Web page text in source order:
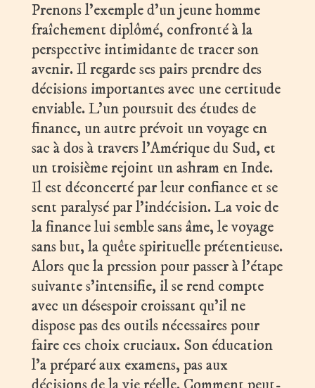
Prenons l’exemple d’un jeune homme
fraîchement diplômé, confronté à la
perspective intimidante de tracer son
avenir. Il regarde ses pairs prendre des
décisions importantes avec une certitude
enviable. L’un poursuit des études de
finance, un autre prévoit un voyage en
sac à dos à travers l’Amérique du Sud, et
un troisième rejoint un ashram en Inde.
Il est déconcerté par leur confiance et se
sent paralysé par l’indécision. La voie de
la finance lui semble sans âme, le voyage
sans but, la quête spirituelle prétentieuse.
Alors que la pression pour passer à l’étape
suivante s’intensifie, il se rend compte
avec un désespoir croissant qu’il ne
dispose pas des outils nécessaires pour
faire ces choix cruciaux. Son éducation
l’a préparé aux examens, pas aux